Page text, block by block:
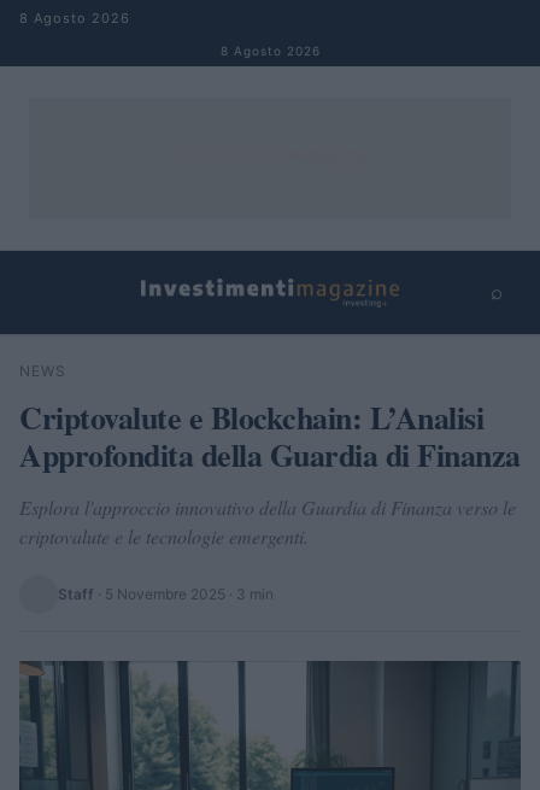
Salta al contenuto
8 Agosto 2026
8 Agosto 2026
⌕
Cerca
NEWS
Criptovalute e Blockchain: L’Analisi
Approfondita della Guardia di Finanza
Esplora l'approccio innovativo della Guardia di Finanza verso le
criptovalute e le tecnologie emergenti.
Staff · 5 Novembre 2025 · 3 min